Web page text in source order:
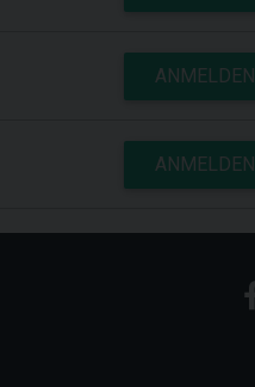
ANMELDEN
ANMELDEN